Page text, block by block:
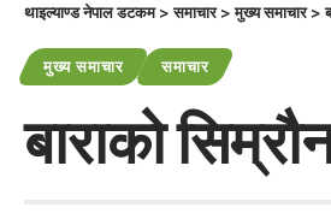
थाइल्याण्ड नेपाल डटकम>समाचार>मुख्य समाचार>
मुख्य समाचार समाचार
बाराको